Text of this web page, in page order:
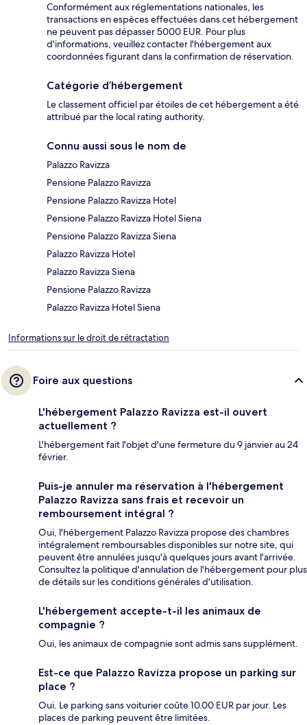
Conformément aux réglementations nationales, les
transactions en espèces effectuées dans cet hébergement
ne peuvent pas dépasser 5000 EUR. Pour plus
d'informations, veuillez contacter l'hébergement aux
coordonnées figurant dans la confirmation de réservation.
Catégorie d’hébergement
Le classement officiel par étoiles de cet hébergement a été
attribué par the local rating authority.
Connu aussi sous le nom de
Palazzo Ravizza
Pensione Palazzo Ravizza
Pensione Palazzo Ravizza Hotel
Pensione Palazzo Ravizza Hotel Siena
Pensione Palazzo Ravizza Siena
Palazzo Ravizza Hotel
Palazzo Ravizza Siena
Pensione Palazzo Ravizza
Palazzo Ravizza Hotel Siena
Informations sur le droit de rétractation
Foire aux questions
L'hébergement Palazzo Ravizza est-il ouvert
actuellement ?
L'hébergement fait l'objet d'une fermeture du 9 janvier au 24
février.
Puis-je annuler ma réservation à l'hébergement
Palazzo Ravizza sans frais et recevoir un
remboursement intégral ?
Oui, l'hébergement Palazzo Ravizza propose des chambres
intégralement remboursables disponibles sur notre site, qui
peuvent être annulées jusqu'à quelques jours avant l'arrivée.
Consultez la politique d'annulation de l'hébergement pour plus
de détails sur les conditions générales d'utilisation.
L'hébergement accepte-t-il les animaux de
compagnie ?
Oui, les animaux de compagnie sont admis sans supplément.
Est-ce que Palazzo Ravizza propose un parking sur
place ?
Oui. Le parking sans voiturier coûte 10.00 EUR par jour. Les
places de parking peuvent être limitées.